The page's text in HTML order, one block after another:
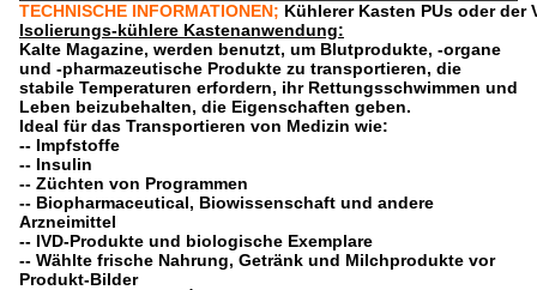
TECHNISCHE INFORMATIONEN; Kühlerer Kasten PUs oder
Isolierungs-kühlere Kastenanwendung:
Kalte Magazine, werden benutzt, um Blutprodukte, -organe
und -pharmazeutische Produkte zu transportieren, die
stabile Temperaturen erfordern, ihr Rettungsschwimmen und
Leben beizubehalten, die Eigenschaften geben.
Ideal für das Transportieren von Medizin wie:
-- Impfstoffe
-- Insulin
-- Züchten von Programmen
-- Biopharmaceutical, Biowissenschaft und andere
Arzneimittel
-- IVD-Produkte und biologische Exemplare
-- Wählte frische Nahrung, Getränk und Milchprodukte vor
Produkt-Bilder